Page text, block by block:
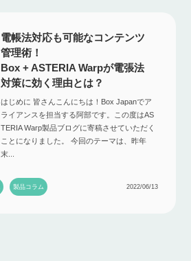
電帳法対応も可能なコンテンツ
管理術！
Box + ASTERIA Warpが電張法
対策に効く理由とは？
はじめに 皆さんこんにちは！Box Japanでア
ライアンスを担当する阿部です。この度はAS
TERIA Warp製品ブログに寄稿させていただく
ことになりました。 今回のテーマは、昨年
末...
製品コラム 2022/06/13